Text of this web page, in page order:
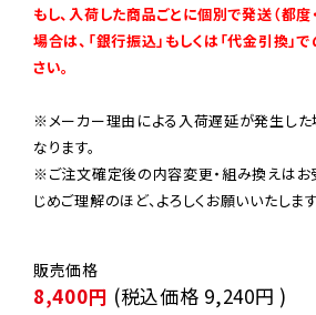
もし、入荷した商品ごとに個別で発送（都度
場合は、「銀行振込」もしくは「代金引換」
さい。
※メーカー理由による入荷遅延が発生した
なります。
※ご注文確定後の内容変更・組み換えはお
じめご理解のほど、よろしくお願いいたします
8,400円 (税込価格 9,240円 )